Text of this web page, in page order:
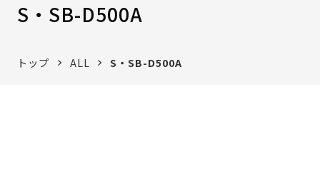
S・SB-D500A
トップ ALL S・SB-D500A